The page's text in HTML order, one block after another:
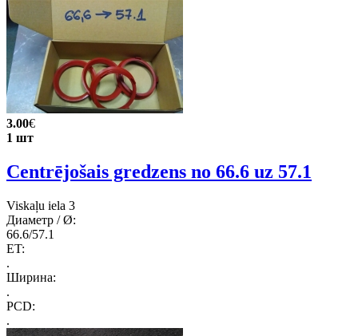
3.00€
1 шт
Centrējošais gredzens no 66.6 uz 57.1
Viskaļu iela 3
Диаметр / Ø:
66.6/57.1
ET:
.
Ширина:
.
PCD:
.